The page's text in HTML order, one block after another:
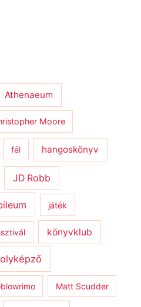
Athenaeum
Moore
fél hangoskönyv
JD Robb
játék
könyvklub
Matt Scudder